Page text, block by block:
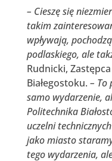
– Cieszę się
takim
wpływają,
podlaskiego, ale
Rudnicki,
Białegostoku. – To
samo wydarzenie,
Politechnika
uczelni
jako miasto
tego wydarzenia,